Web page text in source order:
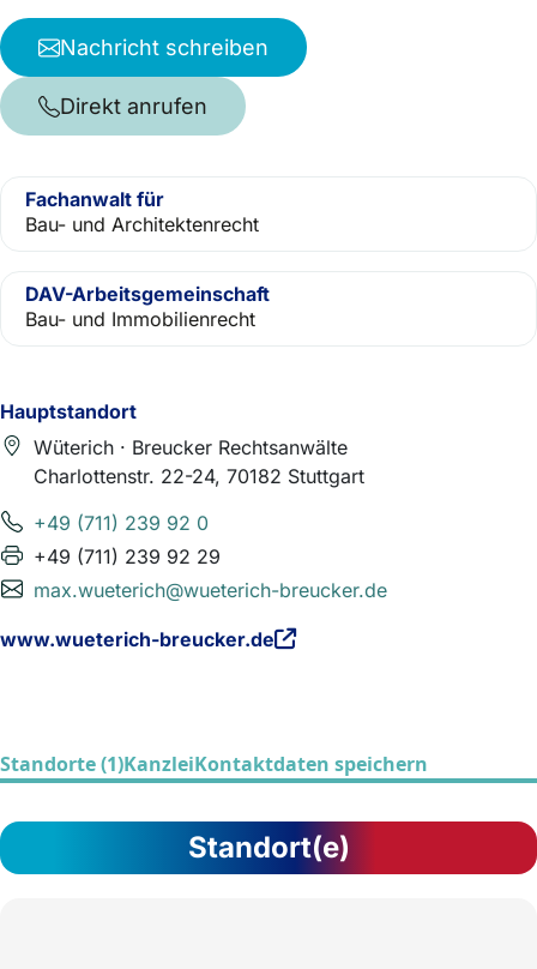
Hauptstandort
Wüterich · Breucker Rechtsanwälte
Charlottenstr. 22-24, 70182 Stuttgart
+49 (711) 239 92 0
+49 (711) 239 92 29
max.wueterich@wueterich-breucker.de
www.wueterich-breucker.de
Nachricht schreiben
Direkt anrufen
Fachanwalt für
Bau- und Architektenrecht
DAV-Arbeitsgemeinschaft
Bau- und Immobilienrecht
Standorte (1)KanzleiKontaktdaten speichern
Standort(e)